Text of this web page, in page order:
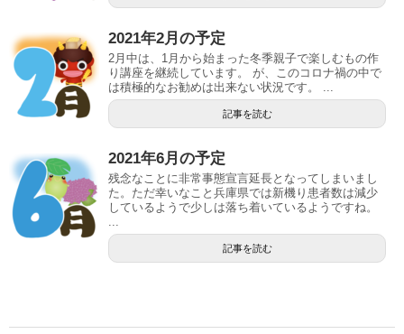
2021年2月の予定
2月中は、1月から始まった冬季親子で楽しむもの作
り講座を継続しています。 が、このコロナ禍の中で
は積極的なお勧めは出来ない状況です。 ...
記事を読む
2021年6月の予定
残念なことに非常事態宣言延長となってしまいまし
た。ただ幸いなこと兵庫県では新機り患者数は減少
しているようで少しは落ち着いているようですね。
...
記事を読む